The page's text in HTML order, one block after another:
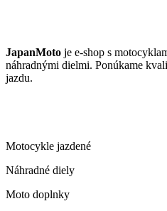
JapanMoto je e-shop s
náhradnými dielmi. Ponúkame
jazdu.
Motocykle jazdené
Náhradné diely
Moto doplnky